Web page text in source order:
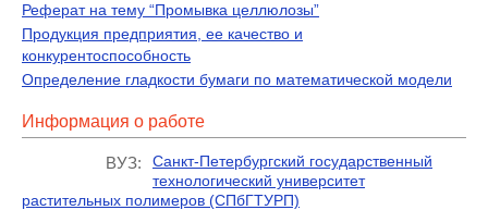
Реферат на тему “Промывка целлюлозы”
Продукция предприятия, ее качество и
конкурентоспособность
Определение гладкости бумаги по математической модели
Информация о работе
ВУЗ:
Санкт-Петербургский государственный
технологический университет
растительных полимеров (СПбГТУРП)